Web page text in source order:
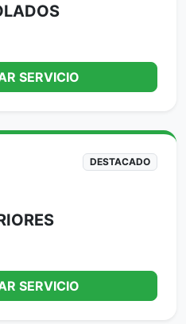
SERVICIO
DESTACADO
SERVICIO